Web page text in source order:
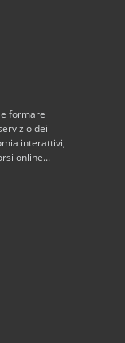
formare
dei
interattivi,
online...